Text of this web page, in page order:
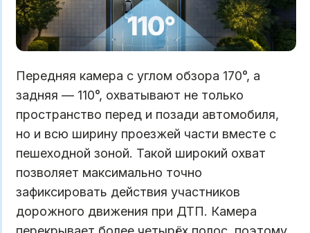
Передняя камера с углом обзора 170°, а
задняя — 110°, охватывают не только
пространство перед и позади автомобиля,
но и всю ширину проезжей части вместе с
пешеходной зоной. Такой широкий охват
позволяет максимально точно
зафиксировать действия участников
дорожного движения при ДТП. Камера